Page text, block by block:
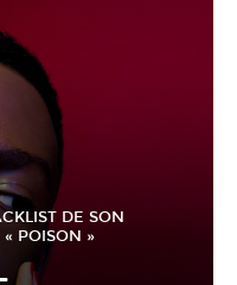
DE SON
POISON »